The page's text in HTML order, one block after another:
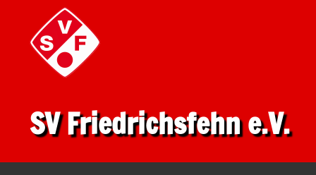
SV Friedrichsfehn e.V.